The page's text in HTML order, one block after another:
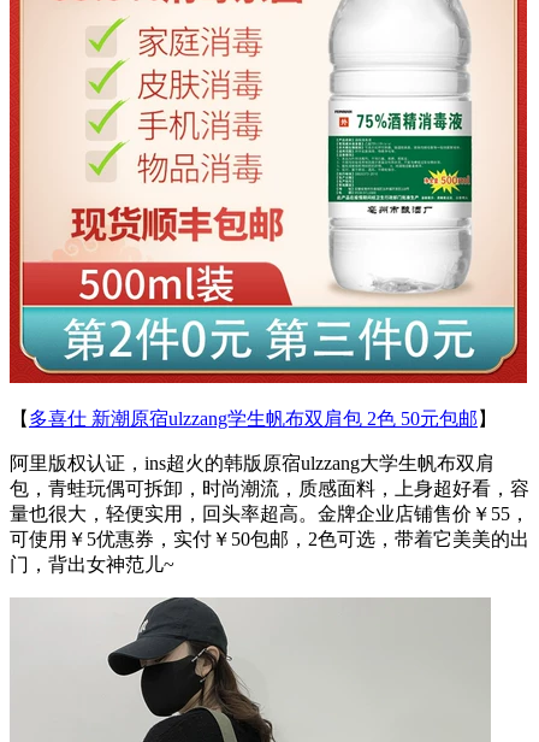
【 多喜仕 新潮原宿ulzzang学生帆布双肩包 2色 50元包邮 】
阿里版权认证，ins超火的韩版原宿ulzzang大学生帆布双肩
包，青蛙玩偶可拆卸，时尚潮流，质感面料，上身超好看，容
量也很大，轻便实用，回头率超高。金牌企业店铺售价￥55，
可使用￥5优惠券，实付￥50包邮，2色可选，带着它美美的出
门，背出女神范儿~